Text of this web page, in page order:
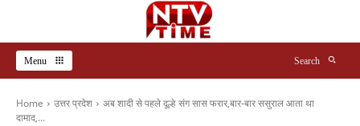
Menu Search
Home उत्तर प्रदेश
अब शादी से पहले दूल्हे संग सास फरार,बार-बार ससुराल आता था
दामाद,...